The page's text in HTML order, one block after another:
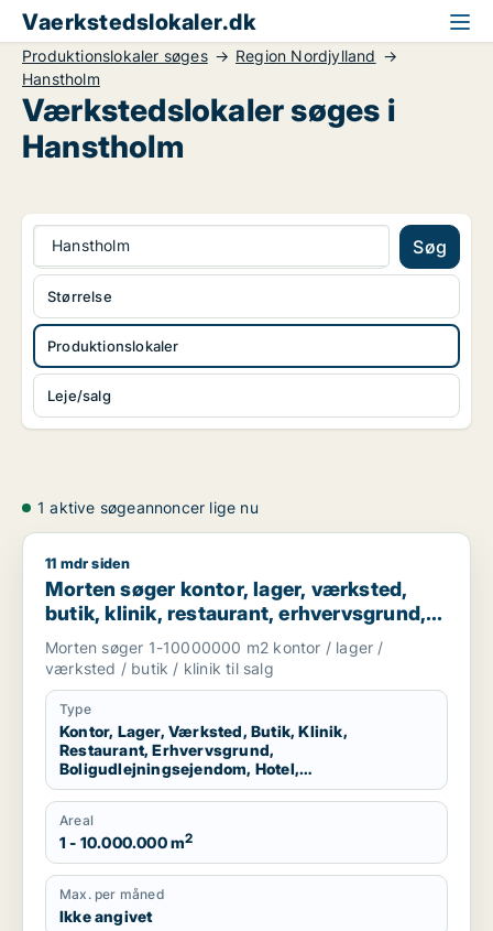
Vaerkstedslokaler.dk
Produktionslokaler søges
Region Nordjylland
Hanstholm
Værkstedslokaler søges i
Hanstholm
Hanstholm Søg
Produktionslokaler
Leje/salg
Størrelse
1 aktive søgeannoncer lige nu
Morten søger kontor, lager, værksted, butik, klinik,
11 mdr siden
Morten søger kontor, lager, værksted,
butik, klinik, restaurant, erhvervsgrund,
boligudlejningsejendom, hotel eller
produktionslokaler til salg i Region
Nordjylland
Morten søger 1-10000000 m2 kontor / lager /
værksted / butik / klinik til salg
Type
Kontor, Lager, Værksted, Butik, Klinik,
Restaurant, Erhvervsgrund,
Boligudlejningsejendom, Hotel,
Produktionslokaler
Areal
1 - 10.000.000 m2
Max. per måned
Ikke angivet